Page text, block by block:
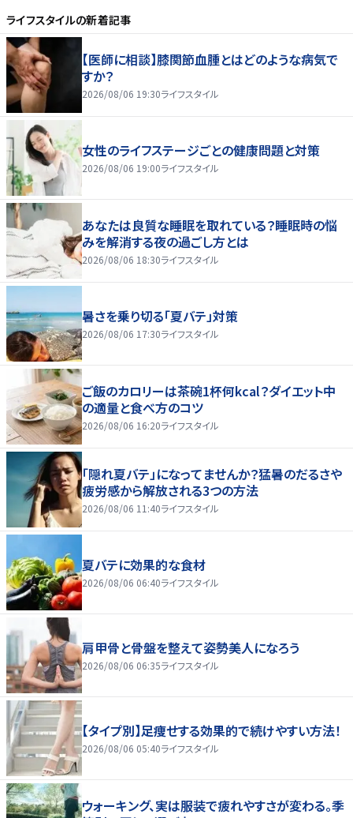
ライフスタイルの新着記事
【医師に相談】膝関節血腫とはどのような病気で
すか？
2026/08/06 19:30ライフスタイル
女性のライフステージごとの健康問題と対策
2026/08/06 19:00ライフスタイル
あなたは良質な睡眠を取れている？睡眠時の悩
みを解消する夜の過ごし方とは
2026/08/06 18:30ライフスタイル
暑さを乗り切る「夏バテ」対策
2026/08/06 17:30ライフスタイル
ご飯のカロリーは茶碗1杯何kcal？ダイエット中
の適量と食べ方のコツ
2026/08/06 16:20ライフスタイル
「隠れ夏バテ」になってませんか？猛暑のだるさや
疲労感から解放される3つの方法
2026/08/06 11:40ライフスタイル
夏バテに効果的な食材
2026/08/06 06:40ライフスタイル
肩甲骨と骨盤を整えて姿勢美人になろう
2026/08/06 06:35ライフスタイル
【タイプ別】足痩せする効果的で続けやすい方法！
2026/08/06 05:40ライフスタイル
ウォーキング、実は服装で疲れやすさが変わる。季